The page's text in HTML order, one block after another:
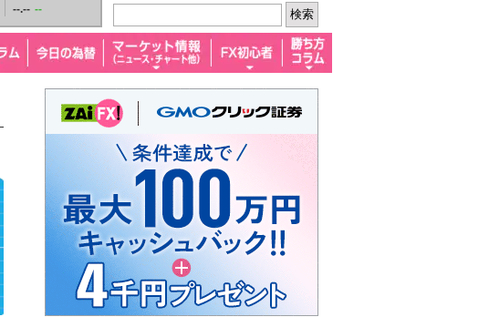
--.-- --